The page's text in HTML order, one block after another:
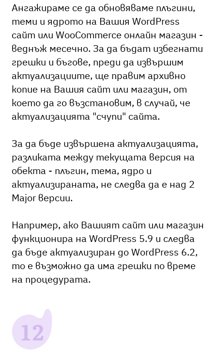
Ангажираме се да обновяваме плъгини,
теми и ядрото на Вашия WordPress
сайт или WooCommerce онлайн магазин -
веднъж месечно. За да бъдат избегнати
грешки и бъгове, преди да извършим
актуализациите, ще правим архивно
копие на Вашия сайт или магазин, от
което да го възстановим, в случай, че
актуализацията "счупи" сайта.
За да бъде извършена актуализацията,
разликата между текущата версия на
обекта - плъгин, тема, ядро и
актуализираната, не следва да е над 2
Major версии.
Например, ако Вашият сайт или магазин
функционира на WordPress 5.9 и следва
да бъде актуализиран до WordPress 6.2,
то е възможно да има грешки по време
на процедурата.